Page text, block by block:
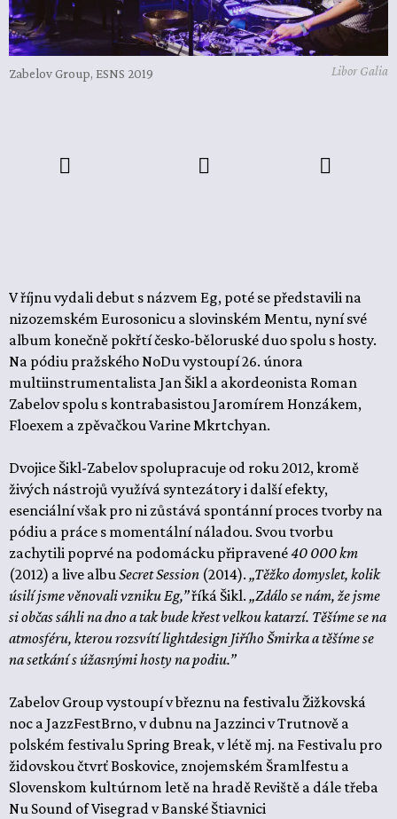
Zabelov Group, ESNS 2019 Libor Galia
V říjnu vydali debut s názvem Eg, poté se představili na
nizozemském Eurosonicu a slovinském Mentu, nyní své
album konečně pokřtí česko-běloruské duo spolu s hosty.
Na pódiu pražského NoDu vystoupí 26. února
multiinstrumentalista Jan Šikl a akordeonista Roman
Zabelov spolu s kontrabasistou Jaromírem Honzákem,
Floexem a zpěvačkou Varine Mkrtchyan.
Dvojice Šikl-Zabelov spolupracuje od roku 2012, kromě
živých nástrojů využívá syntezátory i další efekty,
esenciální však pro ni zůstává spontánní proces tvorby na
pódiu a práce s momentální náladou. Svou tvorbu
zachytili poprvé na podomácku připravené40 000 km
(2012) a live albuSecret Session (2014). „Těžko domyslet, kolik
úsilí jsme věnovali vzniku Eg,”říká Šikl. „Zdálo se nám, že jsme
si občas sáhli na dno a tak bude křest velkou katarzí. Těšíme se na
atmosféru, kterou rozsvítí lightdesign Jiřího Šmirka a těšíme se
na setkání s úžasnými hosty na podiu.”
Zabelov Group vystoupí v březnu na festivalu Žižkovská
noc a JazzFestBrno, v dubnu na Jazzinci v Trutnově a
polském festivalu Spring Break, v létě mj. na Festivalu pro
židovskou čtvrť Boskovice, znojemském Šramlfestu a
Slovenskom kultúrnom letě na hradě Reviště a dále třeba
Nu Sound of Visegrad v Banské Štiavnici